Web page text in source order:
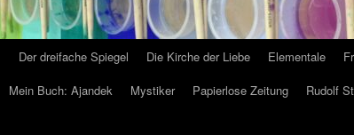
Der dreifache Spiegel Die Kirche der Liebe Elementale
Mein Buch: Ajandek Mystiker Papierlose Zeitung Rudolf